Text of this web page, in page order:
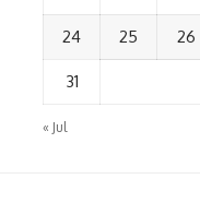
24 25 26
31
« Jul